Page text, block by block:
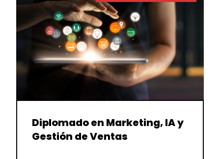
Diplomado en Marketing, IA y
Gestión de Ventas